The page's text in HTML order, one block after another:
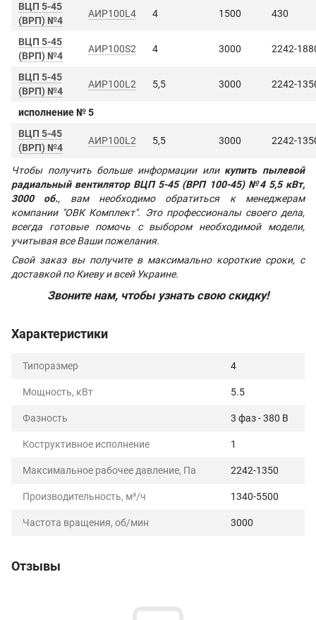
ВЦП 5-45
(ВРП) №4
АИР100L4 4 1500 430
ВЦП 5-45
(ВРП) №4
АИР100S2 4 3000 2242-
ВЦП 5-45
(ВРП) №4
АИР100L2 5,5 3000 2242-
исполнение № 5
ВЦП 5-45
(ВРП) №4
АИР100L2 5,5 3000 2242-
Чтобы получить больше информации или купить пылевой
радиальный вентилятор ВЦП 5-45 (ВРП 100-45) №4 5,5 кВт,
3000 об., вам необходимо обратиться к менеджерам
компании "ОВК Комплект". Это профессионалы своего дела,
всегда готовые помочь с выбором необходимой модели,
учитывая все Ваши пожелания.
Свой заказ вы получите в максимально короткие сроки, с
доставкой по Киеву и всей Украине.
Звоните нам, чтобы узнать свою скидку!
Характеристики
Типоразмер 4
Мощность, кВт 5.5
Фазность 3 фаз - 380 В
Коструктивное исполнение 1
Максимальное рабочее давление, Па 2242-1350
Производительность, м³/ч 1340-5500
Частота вращения, об/мин 3000
Отзывы